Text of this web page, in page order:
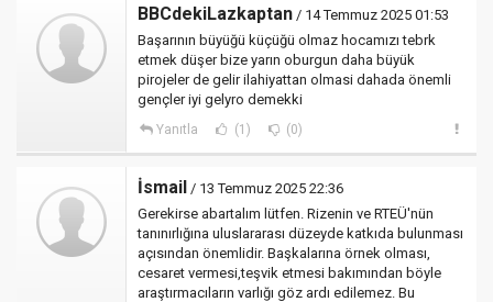
BBCdekiLazkaptan / 14 Temmuz 2025 01:53
Başarının büyüğü küçüğü olmaz hocamızı tebrk
etmek düşer bize yarın oburgun daha büyük
pirojeler de gelir ilahiyattan olmasi dahada önemli
gençler iyi gelyro demekki
Yanıtla (1) (0)
İsmail / 13 Temmuz 2025 22:36
Gerekirse abartalım lütfen. Rizenin ve RTEÜ'nün
tanınırlığına uluslararası düzeyde katkıda bulunması
açısından önemlidir. Başkalarına örnek olması,
cesaret vermesi,teşvik etmesi bakımından böyle
araştırmacıların varlığı göz ardı edilemez. Bu